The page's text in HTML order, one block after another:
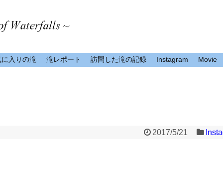
入りの滝 滝レポート 訪問した滝の記録 Instagram Movie
2017/5/21